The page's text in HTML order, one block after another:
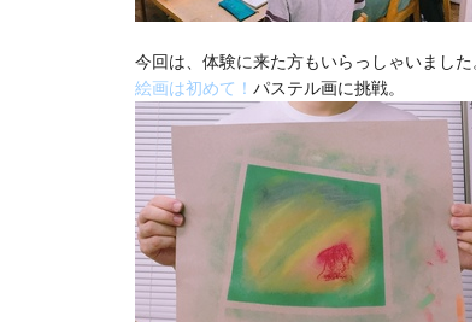
今回は、体験に来た方もいらっしゃいました
絵画は初めて！ パステル画に挑戦。